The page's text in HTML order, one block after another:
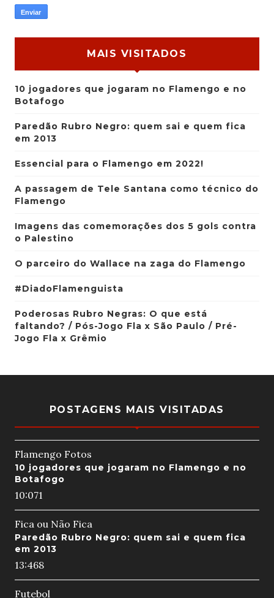
MAIS VISITADOS
10 jogadores que jogaram no Flamengo e no
Botafogo
Paredão Rubro Negro: quem sai e quem fica
em 2013
Essencial para o Flamengo em 2022!
A passagem de Tele Santana como técnico do
Flamengo
Imagens das comemorações dos 5 gols contra
o Palestino
O parceiro do Wallace na zaga do Flamengo
#DiadoFlamenguista
Poderosas Rubro Negras: O que está
faltando? / Pós-Jogo Fla x São Paulo / Pré-
Jogo Fla x Grêmio
POSTAGENS MAIS VISITADAS
Flamengo Fotos
10 jogadores que jogaram no Flamengo e no
Botafogo
10:071
Fica ou Não Fica
Paredão Rubro Negro: quem sai e quem fica
em 2013
13:468
Futebol